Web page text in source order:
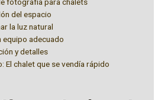
del espacio
la luz natural
equipo adecuado
y detalles
El chalet que se vendía rápido